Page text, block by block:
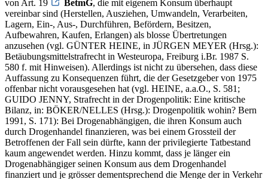
von Art. 19
BetmG, die mit eigenem Konsum überhaupt
vereinbar sind (Herstellen, Ausziehen, Umwandeln, Verarbeiten,
Lagern, Ein-, Aus-, Durchführen, Befördern, Besitzen,
Aufbewahren, Kaufen, Erlangen) als blosse Übertretungen
anzusehen (vgl. GÜNTER HEINE, in JÜRGEN MEYER (Hrsg.):
Betäubungsmittelstrafrecht in Westeuropa, Freiburg i.Br. 1987 S.
580 f. mit Hinweisen). Allerdings ist nicht zu übersehen, dass diese
Auffassung zu Konsequenzen führt, die der Gesetzgeber von 1975
offenbar nicht vorausgesehen hat (vgl. HEINE, a.a.O., S. 581;
GUIDO JENNY, Strafrecht in der Drogenpolitik: Eine kritische
Bilanz, in: BÖKER/NELLES (Hrsg.): Drogenpolitik wohin? Bern
1991, S. 171): Bei Drogenabhängigen, die ihren Konsum auch
durch Drogenhandel finanzieren, was bei einem Grossteil der
Betroffenen der Fall sein dürfte, kann der privilegierte Tatbestand
kaum angewendet werden. Hinzu kommt, dass je länger ein
Drogenabhängiger seinen Konsum aus dem Drogenhandel
finanziert und je grösser dementsprechend die Menge der in Verkehr